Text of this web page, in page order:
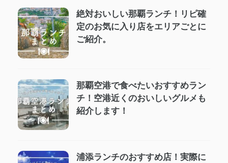
絶対おいしい那覇ランチ！リピ確
定のお気に入り店をエリアごとに
ご紹介。
那覇空港で食べたいおすすめラン
チ！空港近くのおいしいグルメも
紹介します！
浦添ランチのおすすめ店！実際に